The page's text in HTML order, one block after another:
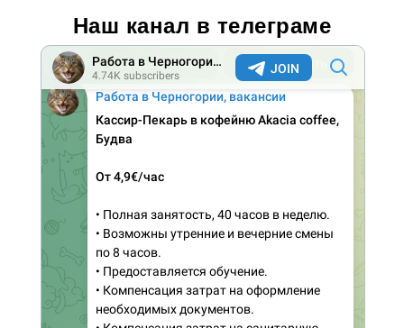
Наш канал в телеграме